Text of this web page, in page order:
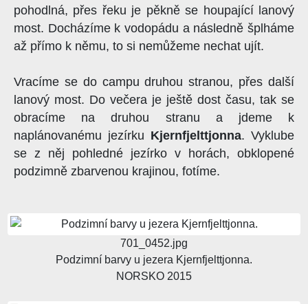
pohodlná, přes řeku je pěkně se houpající lanový
most. Docházíme k vodopádu a následně šplháme
až přímo k němu, to si nemůžeme nechat ujít.
Vracíme se do campu druhou stranou, přes další
lanový most. Do večera je ještě dost času, tak se
obracíme na druhou stranu a jdeme k
naplánovanému jezírku Kjernfjelttjonna. Vyklube
se z něj pohledné jezírko v horách, obklopené
podzimně zbarvenou krajinou, fotíme.
701_0452.jpg
Podzimní barvy u jezera Kjernfjelttjonna.
NORSKO 2015